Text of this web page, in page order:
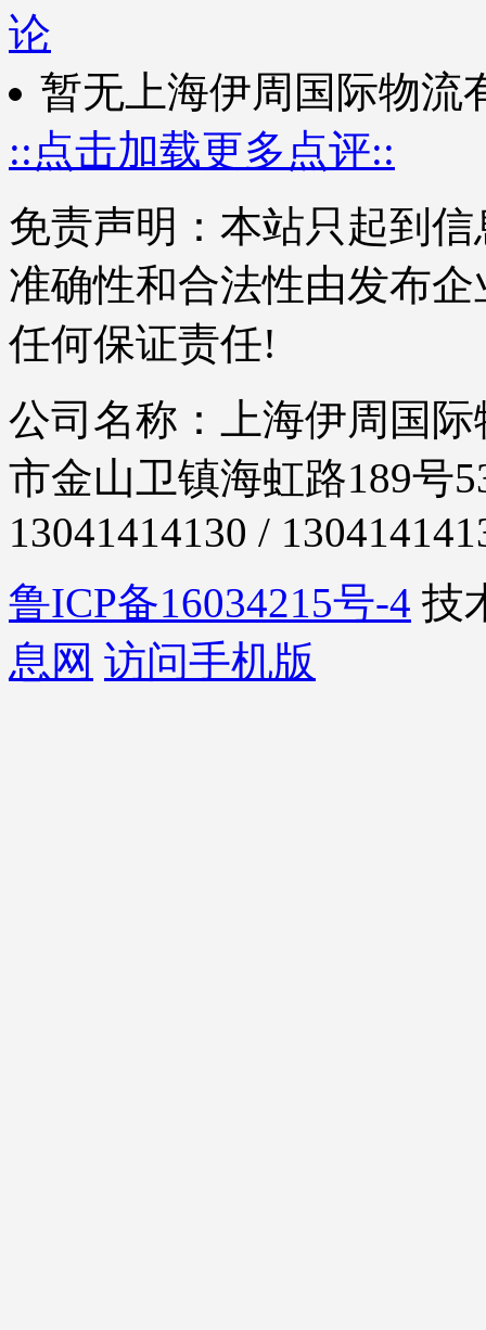
论
暂无上海伊周国际物流
::点击加载更多点评::
免责声明：本站只起到
准确性和合法性由发布
任何保证责任!
公司名称：上海伊周国
市金山卫镇海虹路189号
13041414130 /
鲁ICP备16034215号-4 技
息网 访问手机版